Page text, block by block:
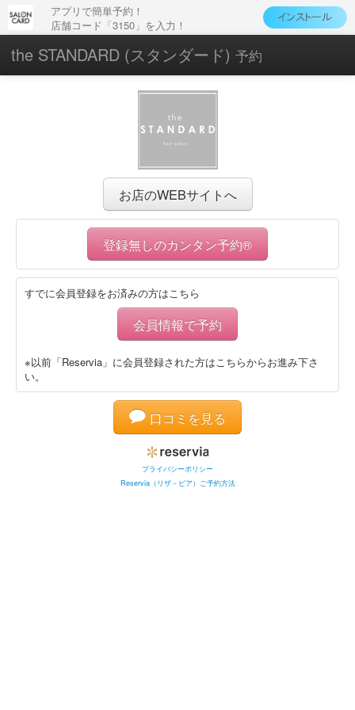
アプリで簡単予約！
店舗コード「3150」を入力！
the STANDARD (スタンダード) 予約
お店のWEBサイトへ
登録無しのカンタン予約®
すでに会員登録をお済みの方はこちら
会員情報で予約
※以前「Reservia」に会員登録された方はこちらからお進み下さ
い。
口コミを見る
プライバシーポリシー
Reservia（リザ－ビア）ご予約方法